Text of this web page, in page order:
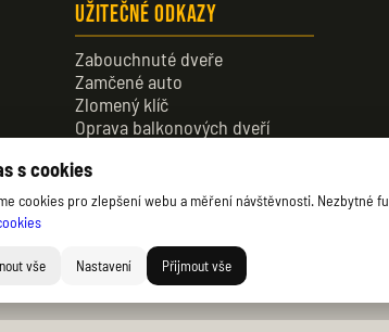
Užitečné odkazy
Zabouchnuté dveře
Zamčené auto
Zlomený klíč
Oprava balkonových dveří
– Daniel Němec.
s cookies
cookies pro zlepšení webu a měření návštěvnosti. Nezbytné
vše Nastavení Přijmout vše